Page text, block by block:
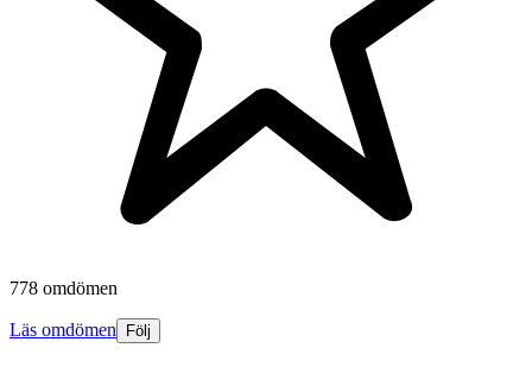
778 omdömen
Läs omdömen Följ